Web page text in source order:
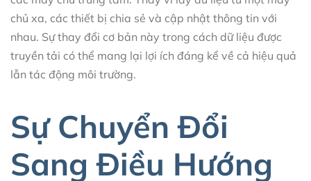
chủ xa, các thiết bị chia sẻ và cập nhật thông tin với
nhau. Sự thay đổi cơ bản này trong cách dữ liệu được
truyền tải có thể mang lại lợi ích đáng kể về cả hiệu quả
lẫn tác động môi trường.
Sự Chuyển Đổi
Sang Điều Hướng